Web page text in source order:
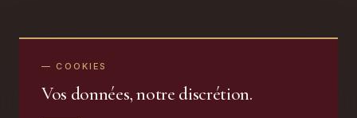
— COOKIES
Vos données, notre discrétion.